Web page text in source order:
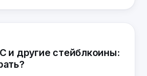
и другие стейблкоины: